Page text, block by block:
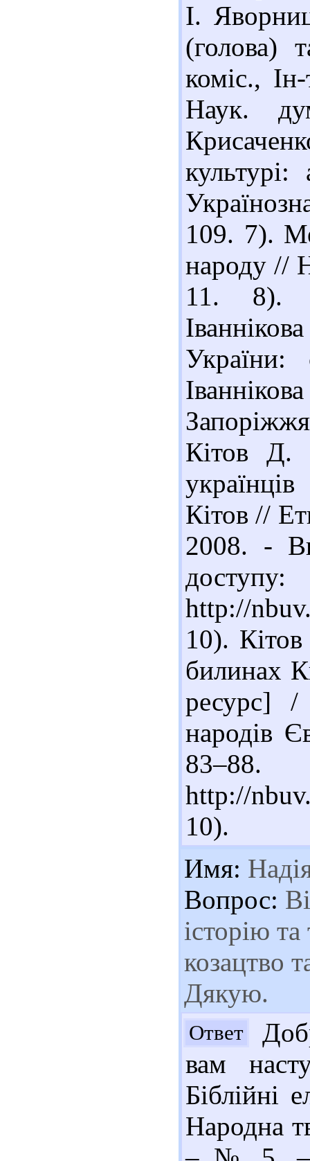
І.
коміс.,
Наук.
культурі:
109. 7).
народу //
11. 8).
України:
Кітов Д.
Кітов //
2008. -
доступу:
http://
10).
билинах
ресурс] /
народів
http://
10).
Имя:
Вопрос:
історію
козацтво
Дякую.
Ответ
вам
Біблійні
Народна